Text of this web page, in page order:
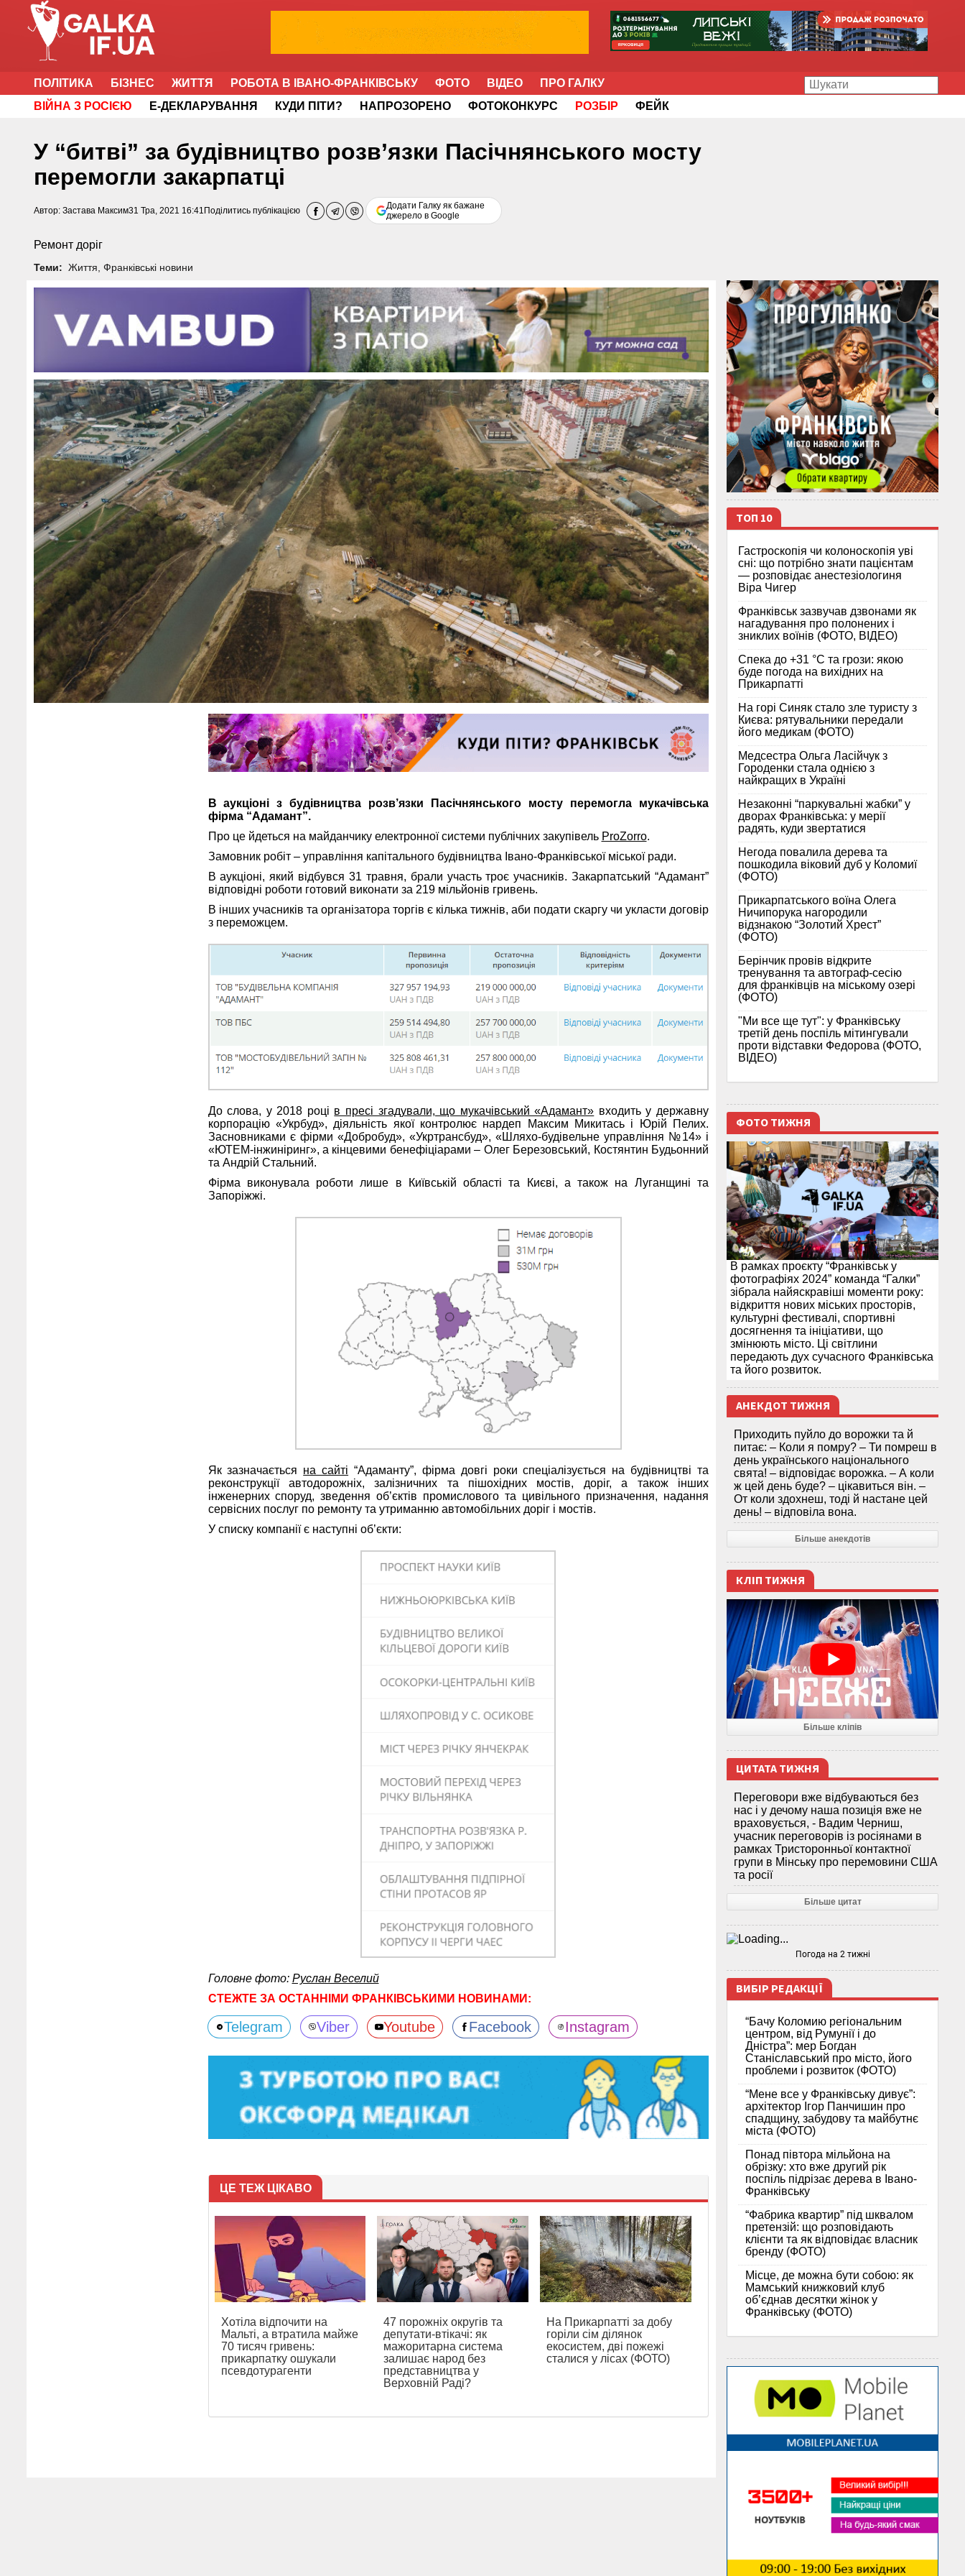
ПОЛІТИКА БІЗНЕС ЖИТТЯ РОБОТА В ІВАНО-ФРАНКІВСЬКУ ФОТО ВІДЕО
ПРО ГАЛКУ
ВІЙНА З РОСІЄЮ
Е-ДЕКЛАРУВАННЯ КУДИ ПІТИ? НАПРОЗОРЕНО ФОТОКОНКУРС РОЗБІР ФЕЙК
У “битві” за будівництво розв’язки Пасічнянського мосту
перемогли закарпатці
Автор: Застава Максим31 Тра, 2021 16:41 Поділитись публікацією
Додати Галку як бажане
джерело в Google
Ремонт доріг
Теми: Життя Франківські новини
В аукціоні з будівництва розв’язки Пасічнянського мосту перемогла мукачівська
фірма “Адамант”.
Про це йдеться на майданчику електронної системи публічних закупівель ProZorro.
Замовник робіт – управління капітального будівництва Івано-Франківської міської ради.
В аукціоні, який відбувся 31 травня, брали участь троє учасників. Закарпатський “Адамант”
відповідні роботи готовий виконати за 219 мільйонів гривень.
В інших учасників та організатора торгів є кілька тижнів, аби подати скаргу чи укласти договір
з переможцем.
До слова, у 2018 році в пресі згадували, що мукачівський «Адамант» входить у державну
корпорацію «Укрбуд», діяльність якої контролює нардеп Максим Микитась і Юрій Пелих.
Засновниками є фірми «Добробуд», «Укртрансбуд», «Шляхо-будівельне управління №14» і
«ЮТЕМ-інжиніринг», а кінцевими бенефіціарами – Олег Березовський, Костянтин Будьонний
та Андрій Стальний.
Фірма виконувала роботи лише в Київській області та Києві, а також на Луганщині та
Запоріжжі.
Як зазначається на сайті “Адаманту”, фірма довгі роки спеціалізується на будівництві та
реконструкції автодорожніх, залізничних та пішохідних мостів, доріг, а також інших
інженерних споруд, зведення об’єктів промислового та цивільного призначення, надання
сервісних послуг по ремонту та утриманню автомобільних доріг і мостів.
У списку компанії є наступні об’єкти:
Головне фото: Руслан Веселий
СТЕЖТЕ ЗА ОСТАННІМИ ФРАНКІВСЬКИМИ НОВИНАМИ:
Telegram Viber Youtube Facebook Instagram
ЦЕ ТЕЖ ЦІКАВО
Хотіла відпочити на
Мальті, а втратила майже
70 тисяч гривень:
прикарпатку ошукали
псевдотурагенти
47 порожніх округів та
депутати-втікачі: як
мажоритарна система
залишає народ без
представництва у
Верховній Раді?
На Прикарпатті за добу
горіли сім ділянок
екосистем, дві пожежі
сталися у лісах (ФОТО)
ТОП 10
Гастроскопія чи колоноскопія уві
сні: що потрібно знати пацієнтам
— розповідає анестезіологиня
Віра Чигер
Франківськ зазвучав дзвонами як
нагадування про полонених і
зниклих воїнів (ФОТО, ВІДЕО)
Спека до +31 °C та грози: якою
буде погода на вихідних на
Прикарпатті
На горі Синяк стало зле туристу з
Києва: рятувальники передали
його медикам (ФОТО)
Медсестра Ольга Ласійчук з
Городенки стала однією з
найкращих в Україні
Незаконні “паркувальні жабки” у
дворах Франківська: у мерії
радять, куди звертатися
Негода повалила дерева та
пошкодила віковий дуб у Коломиї
(ФОТО)
Прикарпатського воїна Олега
Ничипорука нагородили
відзнакою “Золотий Хрест”
(ФОТО)
Берінчик провів відкрите
тренування та автограф-сесію
для франківців на міському озері
(ФОТО)
"Ми все ще тут": у Франківську
третій день поспіль мітингували
проти відставки Федорова (ФОТО,
ВІДЕО)
ФОТО ТИЖНЯ
В рамках проєкту “Франківськ у
фотографіях 2024” команда “Галки”
зібрала найяскравіші моменти року:
відкриття нових міських просторів,
культурні фестивалі, спортивні
досягнення та ініціативи, що
змінюють місто. Ці світлини
передають дух сучасного Франківська
та його розвиток.
АНЕКДОТ ТИЖНЯ
Приходить пуйло до ворожки та й
питає: – Коли я помру? – Ти помреш в
день українського національного
свята! – відповідає ворожка. – А коли
ж цей день буде? – цікавиться він. –
От коли здохнеш, тоді й настане цей
день! – відповіла вона.
Більше анекдотів
КЛІП ТИЖНЯ
Більше кліпів
ЦИТАТА ТИЖНЯ
Переговори вже відбуваються без
нас і у дечому наша позиція вже не
враховується, - Вадим Черниш,
учасник переговорів із росіянами в
рамках Тристоронньої контактної
групи в Мінську про перемовини США
та росії
Більше цитат
Погода на 2 тижні
ВИБІР РЕДАКЦІЇ
“Бачу Коломию регіональним
центром, від Румунії і до
Дністра”: мер Богдан
Станіславський про місто, його
проблеми і розвиток (ФОТО)
“Мене все у Франківську дивує”:
архітектор Ігор Панчишин про
спадщину, забудову та майбутнє
міста (ФОТО)
Понад півтора мільйона на
обрізку: хто вже другий рік
поспіль підрізає дерева в Івано-
Франківську
“Фабрика квартир” під шквалом
претензій: що розповідають
клієнти та як відповідає власник
бренду (ФОТО)
Місце, де можна бути собою: як
Мамський книжковий клуб
об’єднав десятки жінок у
Франківську (ФОТО)